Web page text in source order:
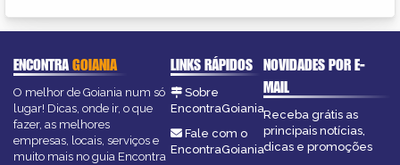
ENCONTRAGOIANIA
O melhor de Goiania num só
lugar! Dicas, onde ir, o que
fazer, as melhores
empresas, locais, serviços e
muito mais no guia Encontra
LINKS RÁPIDOS
Sobre
EncontraGoiania
Fale com o
EncontraGoiania
NOVIDADES POR E-
MAIL
Receba grátis as
principais notícias,
dicas e promoções